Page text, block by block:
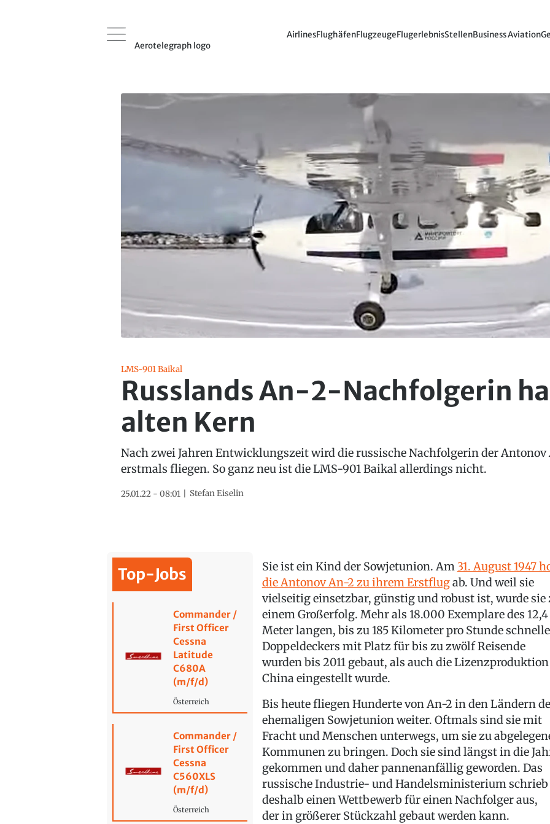
Aerotelegraph logo
AirlinesFlughäfenFlugzeugeFlugerlebnisStellenBusiness Aviation
LMS-901 Baikal
Russlands An-2-Nachfolgerin
alten Kern
Nach zwei Jahren Entwicklungszeit wird die russische Nachfolgerin der Antonov
erstmals fliegen. So ganz neu ist die LMS-901 Baikal allerdings nicht.
25.01.22 - 08:01 Stefan Eiselin
Top-Jobs
Commander /
First Officer
Cessna
Latitude
C680A
(m/f/d)
Österreich
Commander /
First Officer
Cessna
C560XLS
(m/f/d)
Österreich
Sie ist ein Kind der Sowjetunion. Am 31. August 1947
die Antonov An-2 zu ihrem Erstflugab. Und weil sie
vielseitig einsetzbar, günstig und robust ist, wurde sie
einem Großerfolg. Mehr als 18.000 Exemplare des 12,4
Meter langen, bis zu 185 Kilometer pro Stunde
Doppeldeckers mit Platz für bis zu zwölf Reisende
wurden bis 2011 gebaut, als auch die
China eingestellt wurde.
Bis heute fliegen Hunderte von An-2 in den Ländern
ehemaligen Sowjetunion weiter. Oftmals sind sie mit
Fracht und Menschen unterwegs, um sie zu
Kommunen zu bringen. Doch sie sind längst in die
gekommen und daher pannenanfällig geworden. Das
russische Industrie- und Handelsministerium schrieb
deshalb einen Wettbewerb für einen Nachfolger aus,
der in größerer Stückzahl gebaut werden kann.